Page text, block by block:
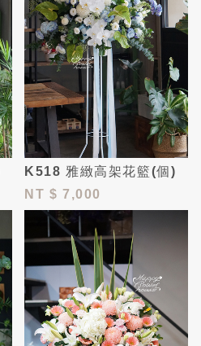
K518 雅緻高架花籃(個)
NT $ 7,000